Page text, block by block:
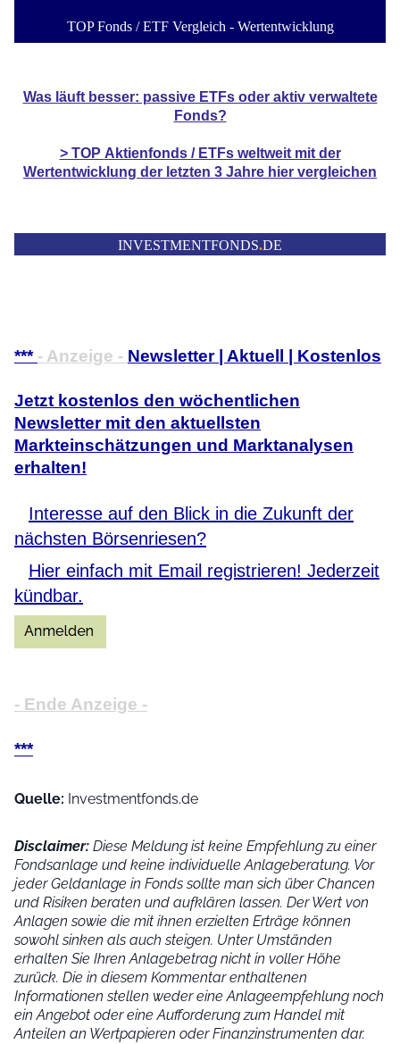
TOP Fonds / ETF Vergleich - Wertentwicklung
Was läuft besser: passive ETFs oder aktiv verwaltete
Fonds?
> TOP Aktienfonds / ETFsweltweit mit der
Wertentwicklung der letzten 3 Jahre hier vergleichen
INVESTMENTFONDS.DE
*** - Anzeige - Newsletter | Aktuell | Kostenlos
Jetzt kostenlos den wöchentlichen
Newsletter mit den aktuellsten
Markteinschätzungen und Marktanalysen
erhalten!
Interesse auf den Blick in die Zukunft der
nächsten Börsenriesen?
Hier einfach mit Email registrieren! Jederzeit
kündbar.
- Ende Anzeige -
***
Quelle: Investmentfonds.de
Disclaimer: Diese Meldung ist keine Empfehlung zu einer
Fondsanlage und keine individuelle Anlageberatung. Vor
jeder Geldanlage in Fonds sollte man sich über Chancen
und Risiken beraten und aufklären lassen. Der Wert von
Anlagen sowie die mit ihnen erzielten Erträge können
sowohl sinken als auch steigen. Unter Umständen
erhalten Sie Ihren Anlagebetrag nicht in voller Höhe
zurück. Die in diesem Kommentar enthaltenen
Informationen stellen weder eine Anlageempfehlung noch
ein Angebot oder eine Aufforderung zum Handel mit
Anteilen an Wertpapieren oder Finanzinstrumenten dar.